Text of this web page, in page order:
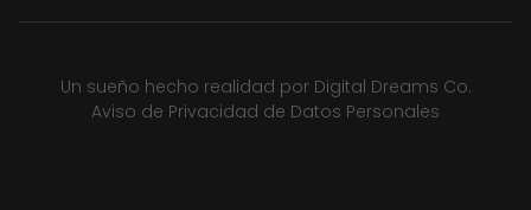
Un sueño hecho realidad por Digital Dreams Co.
Aviso de Privacidad de Datos Personales